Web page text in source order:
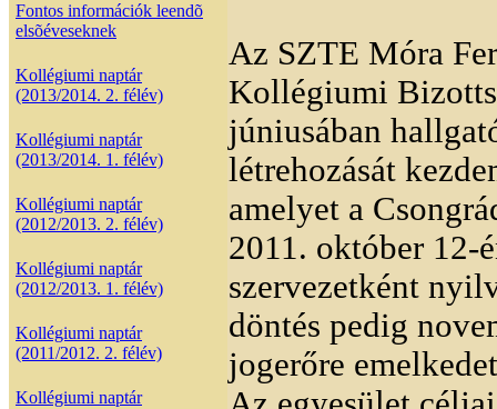
Fontos információk leendõ
elsõéveseknek
Kollégiumi naptár
(2013/2014. 2. félév)
Kollégiumi naptár
(2013/2014. 1. félév)
Kollégiumi naptár
(2012/2013. 2. félév)
Kollégiumi naptár
(2012/2013. 1. félév)
Kollégiumi naptár
(2011/2012. 2. félév)
Kollégiumi naptár
Az SZTE Móra
Kollégiumi
júniusában
létrehozását
amelyet a
2011. október 12-
szervezetként
döntés pedig
jogerőre